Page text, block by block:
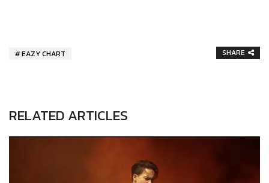
EAZY CHART SHARE
RELATED ARTICLES